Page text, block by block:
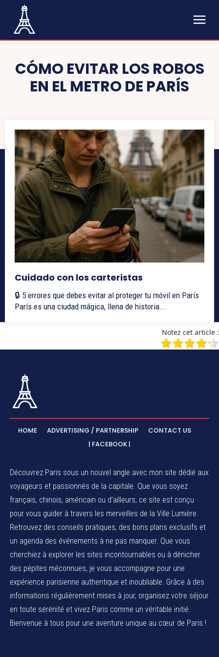
CÓMO EVITAR LOS ROBOS
EN EL METRO DE PARÍS
Cuidado con los carteristas
🔒 5 errores que debes evitar al proteger tu móvil en París
París es una ciudad mágica, llena de historia...
Notez cet article :
HOME ADVERTISING / PARTNERSHIP
CONTACT US
| FACEBOOK |
Découvrez Paris sous un nouvel angle avec mon site dédié aux
voyageurs et passionnés de la capitale. Que vous soyez
français, chinois, américain ou d’ailleurs, ce site est conçu
pour vous guider à travers les merveilles de la Ville Lumière.
Retrouvez des conseils pratiques, des bons plans exclusifs et
un agenda des événements à ne pas manquer. Que vous
cherchiez à explorer les sites incontournables ou à dénicher
des pépites méconnues, je vous accompagne pour une
expérience parisienne authentique et inoubliable. Grâce à des
informations régulièrement mises à jour, organisez votre séjour
en toute sérénité et vivez Paris comme un véritable initié.
Bienvenue à tous pour une aventure unique au cœur de Paris !